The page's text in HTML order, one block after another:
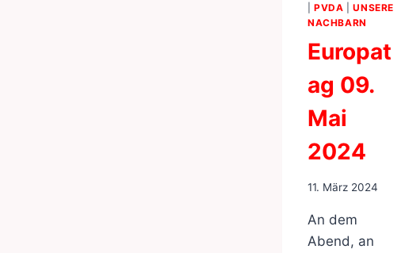
|PVDA |UNSERE
NACHBARN
Europat
ag 09.
Mai
2024
11. März 2024
An dem
Abend, an